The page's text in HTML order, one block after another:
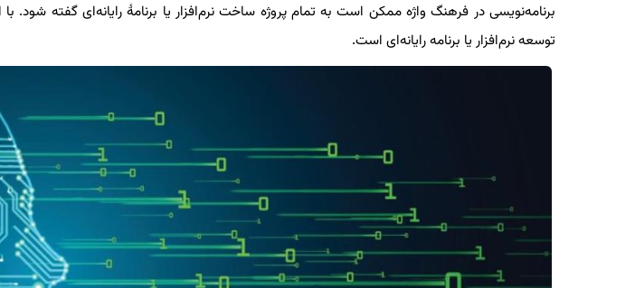
برنامه‌نویسی در فرهنگ واژه ممکن است به تمام پروژه ساخت نرم‌افزار یا برنامهٔ رایانه‌ای گفته شود. با
توسعه نرم‌افزار یا برنامه رایانه‌ای است.